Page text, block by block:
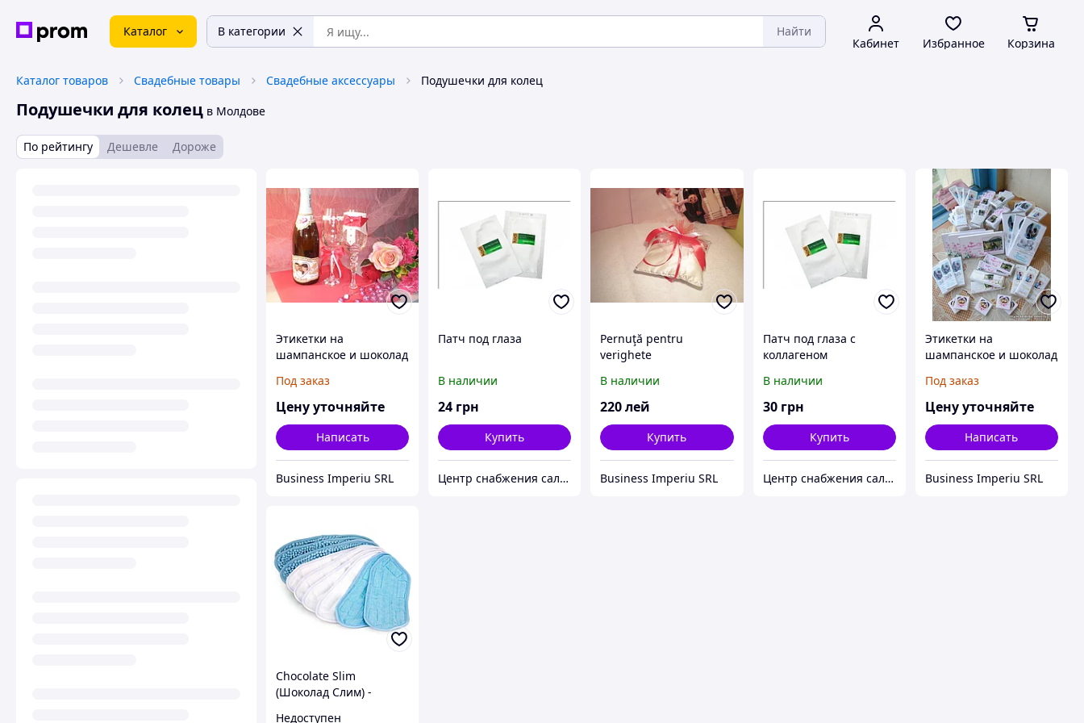
Каталог В категории Найти
Кабинет Избранное Корзина
Каталог товаров Свадебные товары Свадебные аксессуары Подушечки для колец
Подушечки для колец в Молдове
По рейтингу Дешевле Дороже
Этикетки на
шампанское и шоколад
Под заказ
Цену уточняйте
Написать
Business Imperiu SRL
Патч под глаза
В наличии
24 грн
Купить
Центр снабжения салонов красоты DenIC
Pernuţă pentru
verighete
В наличии
220лей
Купить
Business Imperiu SRL
Патч под глаза с
коллагеном
В наличии
30 грн
Купить
Центр снабжения салонов красоты DenIC
Этикетки на
шампанское и шоколад
Под заказ
Цену уточняйте
Написать
Business Imperiu SRL
Chocolate Slim
(Шоколад Слим) -
Недоступен